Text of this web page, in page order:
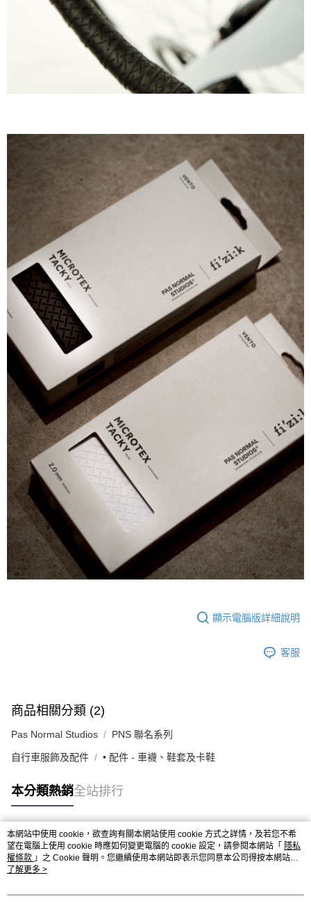
顯示電腦版詳細說明
客服
商品相關分類 (2)
Pas Normal Studios PNS 聯名系列
自行車服飾及配件 • 配件 - 車襪、鞋套及卡鞋
本分類熱銷全站排行
熱門標籤
本網站中使用 cookie，欲查詢有關本網站使用 cookie 方式之詳情，及若您不希
望在電腦上使用 cookie 時應如何變更電腦的 cookie 設定，請參閱本網站「 隱私
權條款 」之 Cookie 聲明。您繼續使用本網站即表示您同意本公司得按本網站使
用條款之 Cookie 聲明使用 cookie。
了解更多 >